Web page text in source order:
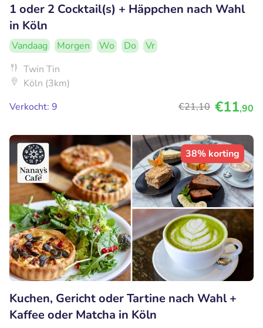
1 oder 2 Cocktail(s) + Häppchen nach Wahl
in Köln
Vandaag Morgen Wo Do
Vr
Twin Tin
Köln (3km)
Verkocht: 9
€21,10 €11,90
38% korting
Kuchen, Gericht oder Tartine nach Wahl +
Kaffee oder Matcha in Köln